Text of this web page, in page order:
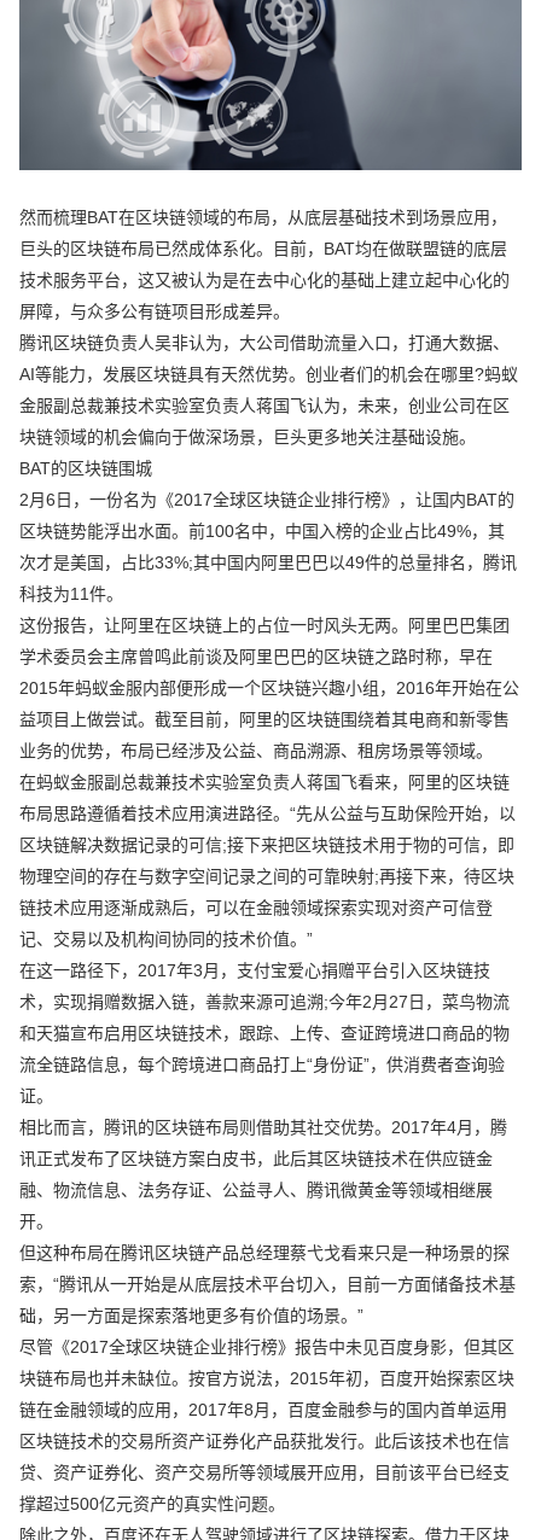
然而梳理BAT在区块链领域的布局，从底层基础技术到场景应用，
巨头的区块链布局已然成体系化。目前，BAT均在做联盟链的底层
技术服务平台，这又被认为是在去中心化的基础上建立起中心化的
屏障，与众多公有链项目形成差异。
腾讯区块链负责人吴非认为，大公司借助流量入口，打通大数据、
AI等能力，发展区块链具有天然优势。创业者们的机会在哪里?蚂蚁
金服副总裁兼技术实验室负责人蒋国飞认为，未来，创业公司在区
块链领域的机会偏向于做深场景，巨头更多地关注基础设施。
BAT的区块链围城
2月6日，一份名为《2017全球区块链企业排行榜》，让国内BAT的
区块链势能浮出水面。前100名中，中国入榜的企业占比49%，其
次才是美国，占比33%;其中国内阿里巴巴以49件的总量排名，腾讯
科技为11件。
这份报告，让阿里在区块链上的占位一时风头无两。阿里巴巴集团
学术委员会主席曾鸣此前谈及阿里巴巴的区块链之路时称，早在
2015年蚂蚁金服内部便形成一个区块链兴趣小组，2016年开始在公
益项目上做尝试。截至目前，阿里的区块链围绕着其电商和新零售
业务的优势，布局已经涉及公益、商品溯源、租房场景等领域。
在蚂蚁金服副总裁兼技术实验室负责人蒋国飞看来，阿里的区块链
布局思路遵循着技术应用演进路径。“先从公益与互助保险开始，以
区块链解决数据记录的可信;接下来把区块链技术用于物的可信，即
物理空间的存在与数字空间记录之间的可靠映射;再接下来，待区块
链技术应用逐渐成熟后，可以在金融领域探索实现对资产可信登
记、交易以及机构间协同的技术价值。”
在这一路径下，2017年3月，支付宝爱心捐赠平台引入区块链技
术，实现捐赠数据入链，善款来源可追溯;今年2月27日，菜鸟物流
和天猫宣布启用区块链技术，跟踪、上传、查证跨境进口商品的物
流全链路信息，每个跨境进口商品打上“身份证”，供消费者查询验
证。
相比而言，腾讯的区块链布局则借助其社交优势。2017年4月，腾
讯正式发布了区块链方案白皮书，此后其区块链技术在供应链金
融、物流信息、法务存证、公益寻人、腾讯微黄金等领域相继展
开。
但这种布局在腾讯区块链产品总经理蔡弋戈看来只是一种场景的探
索，“腾讯从一开始是从底层技术平台切入，目前一方面储备技术基
础，另一方面是探索落地更多有价值的场景。”
尽管《2017全球区块链企业排行榜》报告中未见百度身影，但其区
块链布局也并未缺位。按官方说法，2015年初，百度开始探索区块
链在金融领域的应用，2017年8月，百度金融参与的国内首单运用
区块链技术的交易所资产证券化产品获批发行。此后该技术也在信
贷、资产证券化、资产交易所等领域展开应用，目前该平台已经支
撑超过500亿元资产的真实性问题。
除此之外，百度还在无人驾驶领域进行了区块链探索。借力于区块